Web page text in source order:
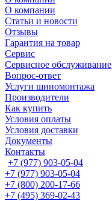
О компании
Статьи и новости
Отзывы
Гарантия на товар
Сервис
Сервисное обслуживание
Вопрос-ответ
Услуги шиномонтажа
Производители
Как купить
Условия оплаты
Условия доставки
Документы
Контакты
+7 (977) 903-05-04
+7 (977) 903-05-04
+7 (800) 200-17-66
+7 (495) 369-02-43